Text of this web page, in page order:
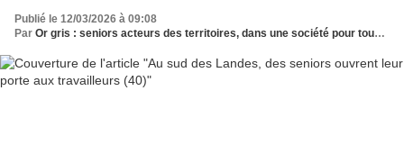
Publié le 12/03/2026 à 09:08
Par Or gris : seniors acteurs des territoires, dans une société pour tous les âges